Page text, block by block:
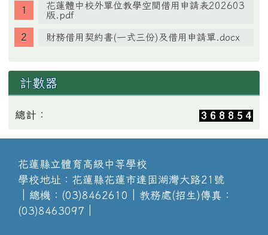
花蓮體中校外單位教學空間借用申請表202603
版.pdf
財務借用契約書(一式三份)及借用申請單.docx
計數器
總計：
花蓮縣立體育高級中等學校
學校地址：花蓮縣花蓮市達固湖灣大路21號
│總機：(03)8462610│教務處(招生)傳真：
(03)8463097│